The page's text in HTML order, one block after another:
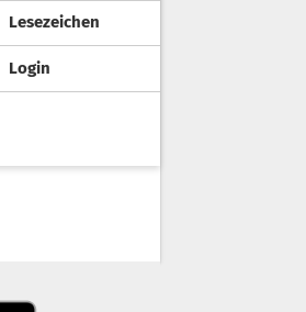
Lesezeichen
Login